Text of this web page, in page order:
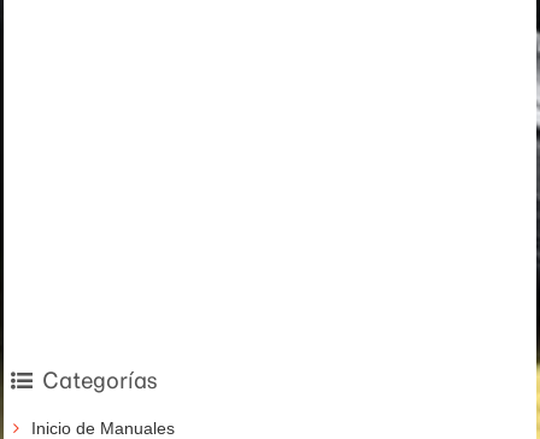
Categorías
Inicio de Manuales